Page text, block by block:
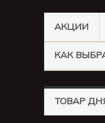
АКЦИИ
КАК
ТОВАР